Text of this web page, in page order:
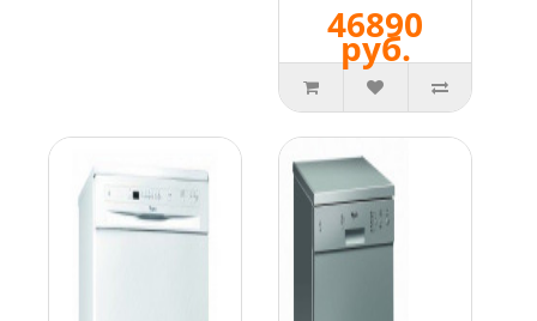
46890
руб.